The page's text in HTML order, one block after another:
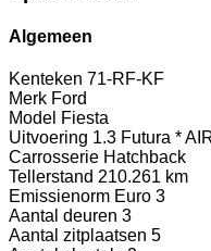
Algemeen
Kenteken 71-RF-KF
Merk Ford
Model Fiesta
Uitvoering 1.3 Futura *
Carrosserie Hatchback
Tellerstand 210.261 km
Emissienorm Euro 3
Aantal deuren 3
Aantal zitplaatsen 5